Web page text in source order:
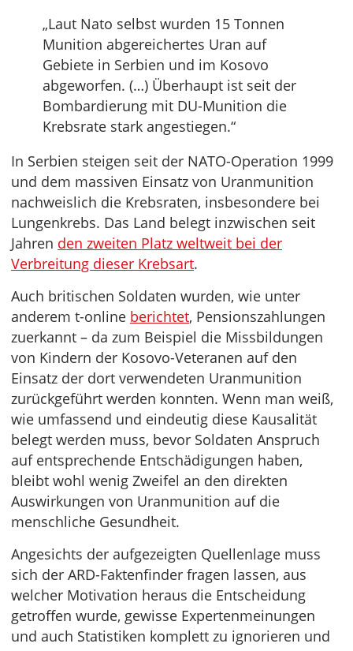
„Laut Nato selbst wurden 15 Tonnen
Munition abgereichertes Uran auf
Gebiete in Serbien und im Kosovo
abgeworfen. (…) Überhaupt ist seit der
Bombardierung mit DU-Munition die
Krebsrate stark angestiegen.“
In Serbien steigen seit der NATO-Operation 1999
und dem massiven Einsatz von Uranmunition
nachweislich die Krebsraten, insbesondere bei
Lungenkrebs. Das Land belegt inzwischen seit
Jahren den zweiten Platz weltweit bei der
Verbreitung dieser Krebsart.
Auch britischen Soldaten wurden, wie unter
anderem t-online berichtet, Pensionszahlungen
zuerkannt – da zum Beispiel die Missbildungen
von Kindern der Kosovo-Veteranen auf den
Einsatz der dort verwendeten Uranmunition
zurückgeführt werden konnten. Wenn man weiß,
wie umfassend und eindeutig diese Kausalität
belegt werden muss, bevor Soldaten Anspruch
auf entsprechende Entschädigungen haben,
bleibt wohl wenig Zweifel an den direkten
Auswirkungen von Uranmunition auf die
menschliche Gesundheit.
Angesichts der aufgezeigten Quellenlage muss
sich der ARD-Faktenfinder fragen lassen, aus
welcher Motivation heraus die Entscheidung
getroffen wurde, gewisse Expertenmeinungen
und auch Statistiken komplett zu ignorieren und